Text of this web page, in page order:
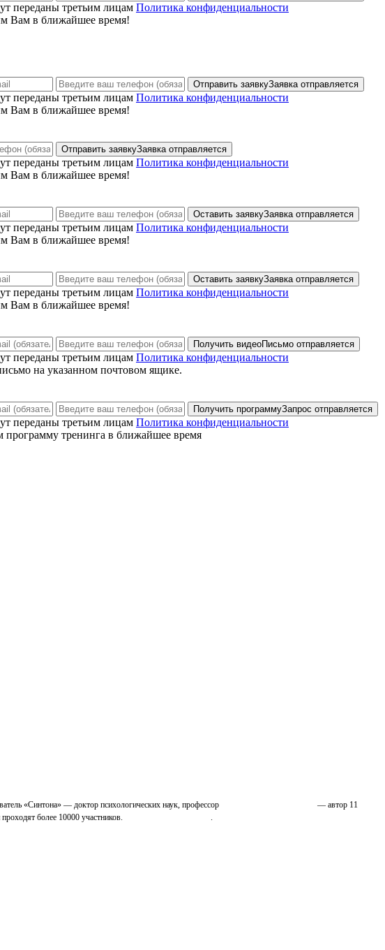
переданы третьим лицам Политика конфиденциальности
Вам в ближайшее время!
Отправить заявкуЗаявка отправляется
переданы третьим лицам Политика конфиденциальности
Вам в ближайшее время!
Отправить заявкуЗаявка отправляется
переданы третьим лицам Политика конфиденциальности
Вам в ближайшее время!
Оставить заявкуЗаявка отправляется
переданы третьим лицам Политика конфиденциальности
Вам в ближайшее время!
Оставить заявкуЗаявка отправляется
переданы третьим лицам Политика конфиденциальности
Вам в ближайшее время!
Получить видеоПисьмо отправляется
переданы третьим лицам Политика конфиденциальности
на указанном почтовом ящике.
Получить программуЗапрос отправляется
переданы третьим лицам Политика конфиденциальности
тренинга в ближайшее время
«Синтона» — доктор психологических наук, профессор
— автор 11
более 10000 участников.
.